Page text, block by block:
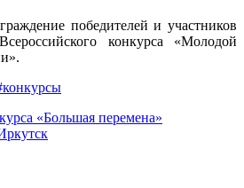
победителей и участников
конкурса «Молодой